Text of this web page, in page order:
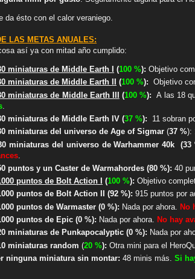
da ésto con el calor veraniego.
LAS METAS ANUALES:
así ya con mitad año cumplido:
miniaturas de Middle Earth I (100 %): Objetivo
miniaturas de Middle Earth II
(100 %): Objetivo
miniaturas de Middle Earth III (100%): A las 18
miniaturas de Middle Earth IV (37 %): 11 sobran
miniaturas del universo de Age of Sigmar (37 %):
miniaturas del universo de Warhammer 40k (33
puntos y un Caster de Warmahordes (80 %): 40
puntos de Bolt Action I
(100 %): Objetivo
puntos de Bolt Action II (92 %): 915 puntos por
puntos de Warmaster (0 %): Nada por ahora. No
puntos de Epic (0 %): Nada por ahora. No hay
miniaturas de Punkapocalyptic (0 %): Nada por
miniaturas random (20 %): Otra mini para el
ninguna miniatura sin montar: 48 minis más Si